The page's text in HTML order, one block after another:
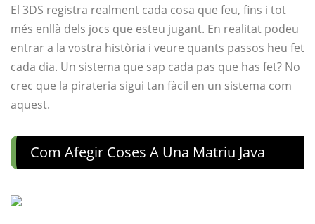
El 3DS registra realment cada cosa que feu, fins i tot
més enllà dels jocs que esteu jugant. En realitat podeu
entrar a la vostra història i veure quants passos heu fet
cada dia. Un sistema que sap cada pas que has fet? No
crec que la pirateria sigui tan fàcil en un sistema com
aquest.
Com Afegir Coses A Una Matriu Java